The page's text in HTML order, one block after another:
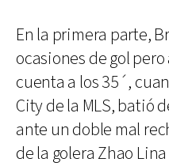
En la primera parte,
ocasiones de gol
cuenta a los 35´,
City de la MLS, batió
ante un doble mal
de la golera Zhao